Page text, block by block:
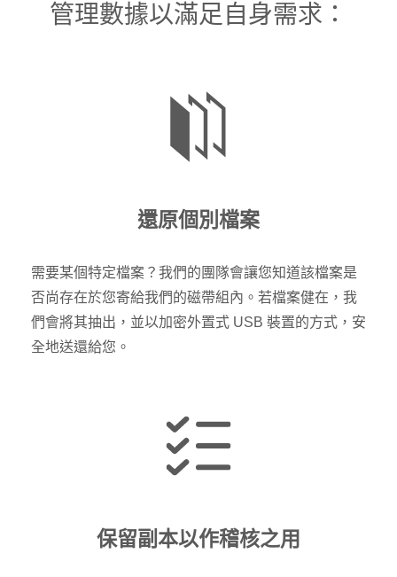
管理數據以滿足自身需求：
還原個別檔案
需要某個特定檔案？我們的團隊會讓您知道該檔案是
否尚存在於您寄給我們的磁帶組內。若檔案健在，我
們會將其抽出，並以加密外置式 USB 裝置的方式，安
全地送還給您。
保留副本以作稽核之用